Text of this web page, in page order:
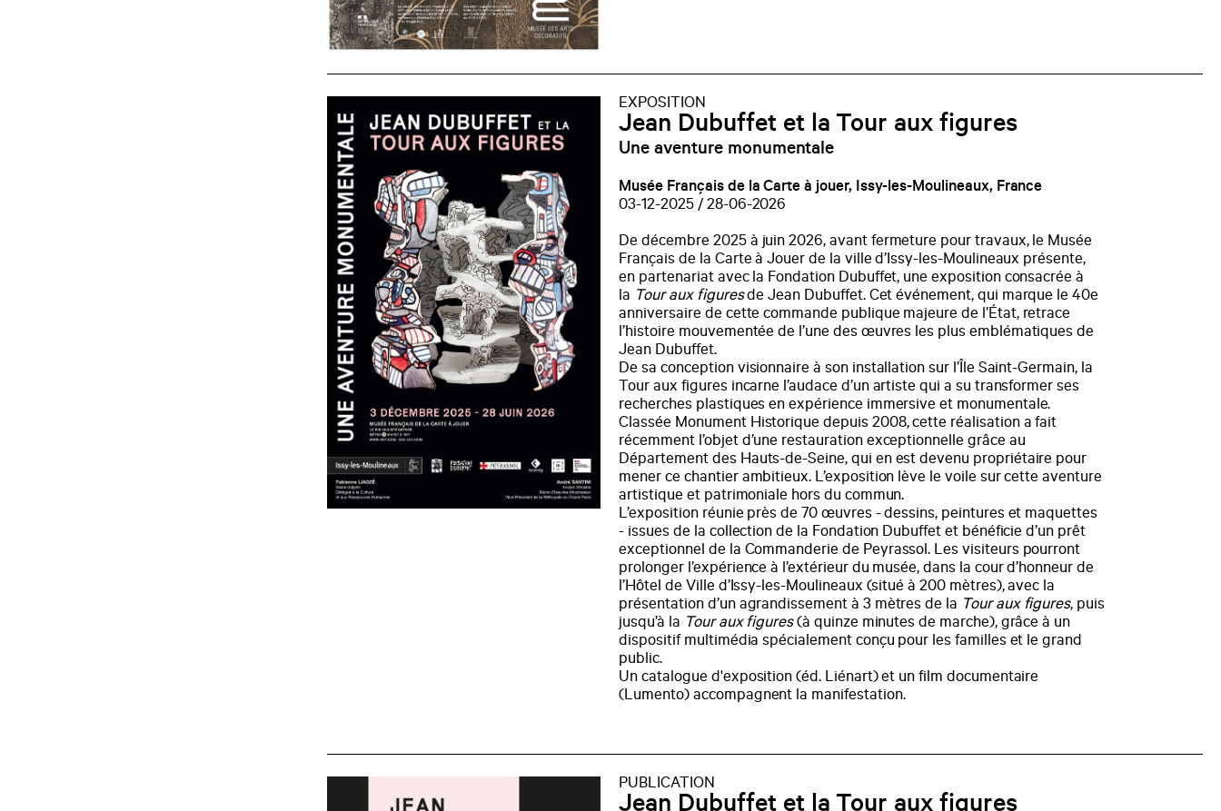
EXPOSITION
Jean Dubuffet et la Tour aux figures
Une aventure monumentale
Musée Français de la Carte à jouer, Issy-les-Moulineaux, France
03-12-2025 / 28-06-2026
De décembre 2025 à juin 2026, avant fermeture pour travaux, le Musée
Français de la Carte à Jouer de la ville d’Issy-les-Moulineaux présente,
en partenariat avec la Fondation Dubuffet, une exposition consacrée à
la Tour aux figuresde Jean Dubuffet. Cet événement, qui marque le 40e
anniversaire de cette commande publique majeure de l’État, retrace
l’histoire mouvementée de l’une des œuvres les plus emblématiques de
Jean Dubuffet.
De sa conception visionnaire à son installation sur l’Île Saint-Germain, la
Tour aux figures incarne l’audace d’un artiste qui a su transformer ses
recherches plastiques en expérience immersive et monumentale.
Classée Monument Historique depuis 2008, cette réalisation a fait
récemment l’objet d’une restauration exceptionnelle grâce au
Département des Hauts-de-Seine, qui en est devenu propriétaire pour
mener ce chantier ambitieux. L’exposition lève le voile sur cette aventure
artistique et patrimoniale hors du commun.
L’exposition réunie près de 70 œuvres - dessins, peintures et maquettes
- issues de la collection de la Fondation Dubuffet et bénéficie d’un prêt
exceptionnel de la Commanderie de Peyrassol. Les visiteurs pourront
prolonger l’expérience à l’extérieur du musée, dans la cour d’honneur de
l’Hôtel de Ville d’Issy-les-Moulineaux (situé à 200 mètres), avec la
présentation d’un agrandissement à 3 mètres de la Tour aux figures, puis
jusqu’à la Tour aux figures(à quinze minutes de marche), grâce à un
dispositif multimédia spécialement conçu pour les familles et le grand
public.
Un catalogue d'exposition (éd. Liénart) et un film documentaire
(Lumento) accompagnent la manifestation.
PUBLICATION